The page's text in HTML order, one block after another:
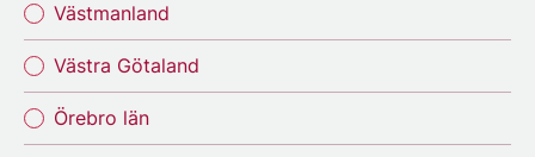
Västmanland
Västra Götaland
Örebro län